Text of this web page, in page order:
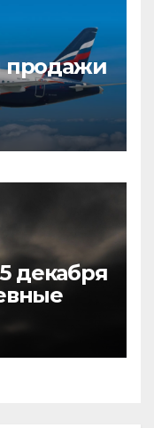
продажи
декабря